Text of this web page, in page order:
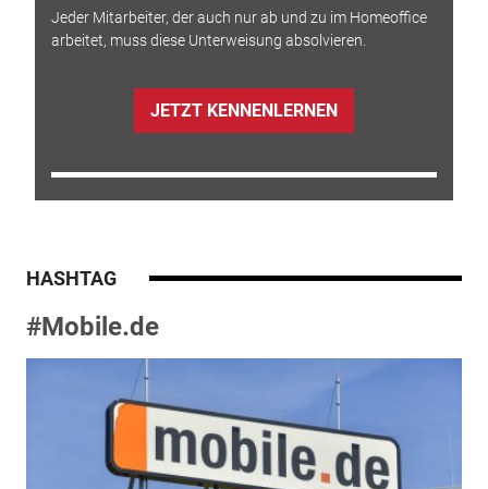
Jeder Mitarbeiter, der auch nur ab und zu im Homeoffice
arbeitet, muss diese Unterweisung absolvieren.
JETZT KENNENLERNEN
HASHTAG
#Mobile.de